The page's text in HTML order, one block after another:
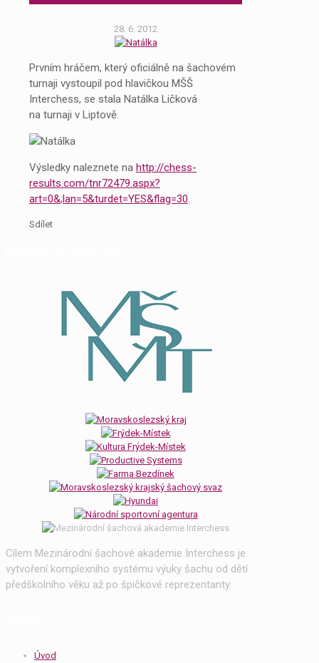
28. 6. 2012
Prvním hráčem, který oficiálně na šachovém
turnaji vystoupil pod hlavičkou MŠŠ
Interchess, se stala Natálka Ličková
na turnaji v Liptově.
Výsledky naleznete na http://chess-
results.com/tnr72479.aspx?
art=0&;lan=5&turdet=YES&flag=30.
Sdílet
Cílem Mezinárodní šachové akademie Interchess je
vytvoření komplexního systému výuky šachu od dětí
předškolního věku až po špičkové reprezentanty.
Úvod